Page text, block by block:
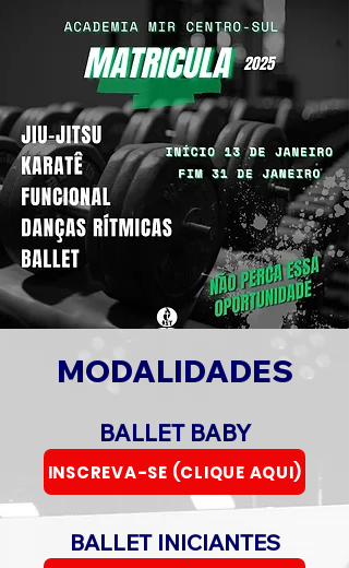
MODALIDADES
BALLET BABY
INSCREVA-SE (CLIQUE AQUI)
BALLET INICIANTES